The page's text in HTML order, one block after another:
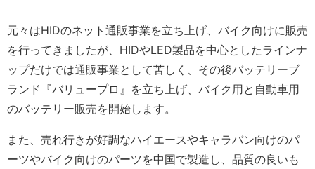
元々はHIDのネット通販事業を立ち上げ、バイク向けに販売
を行ってきましたが、HIDやLED製品を中心としたラインナ
ップだけでは通販事業として苦しく、その後バッテリーブ
ランド『バリュープロ』を立ち上げ、バイク用と自動車用
のバッテリー販売を開始します。
また、売れ行きが好調なハイエースやキャラバン向けのパ
ーツやバイク向けのパーツを中国で製造し、品質の良いも